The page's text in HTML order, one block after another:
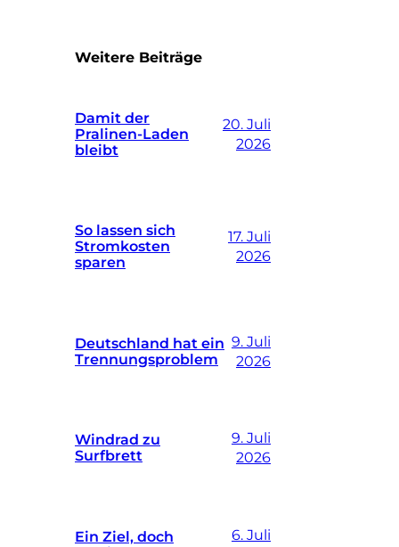
Weitere Beiträge
Damit der
Pralinen-Laden
bleibt
20. Juli
2026
So lassen sich
Stromkosten
sparen
17. Juli
2026
Deutschland hat ein
Trennungsproblem
9. Juli
2026
Windrad zu
Surfbrett
9. Juli
2026
Ein Ziel, doch
6. Juli